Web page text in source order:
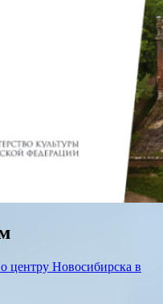
центру Новосибирска в